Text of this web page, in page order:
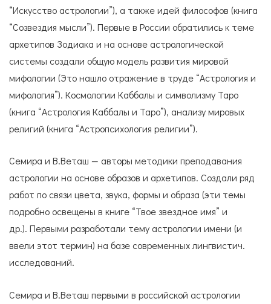
“Искусство астрологии”), а также идей философов (книга
“Созвездия мысли”). Первые в России обратились к теме
архетипов Зодиака и на основе астрологической
системы создали общую модель развития мировой
мифологии (Это нашло отражение в труде “Астрология и
мифология”). Космологии Каббалы и символизму Таро
(книга “Астрология Каббалы и Таро”), анализу мировых
религий (книга “Астропсихология религии”).
Семира и В.Веташ — авторы методики преподавания
астрологии на основе образов и архетипов. Создали ряд
работ по связи цвета, звука, формы и образа (эти темы
подробно освещены в книге “Твое звездное имя” и
др.). Первыми разработали тему астрологии имени (и
ввели этот термин) на базе современных лингвистич.
исследований.
Семира и В.Веташ первыми в российской астрологии